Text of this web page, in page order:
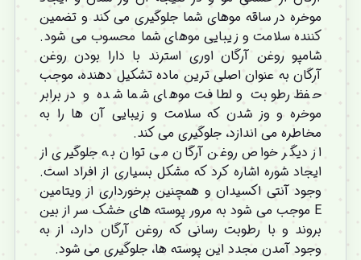
موخره در ساقه موهای شما جلوگیری می کند و تضمین
کننده سلامت و زیبایی موهای شما محسوب می شود.
شامپو روغن آرگان اوری استرند با دارا بودن روغن
آرگان به عنوان اصلی ترین ماده تشکیل دهنده، موجب
حفظ رطوبت و لطافت موهای شما شده و در برابر
موخره و وز شدن که سلامت و زیبایی آن ها را به
مخاطره می اندازد، جلوگیری می کند.
از دیگر خواص روغن آرگان می توان به جلوگیری از
ایجاد شوره اشاره کرد که مشکل بسیاری از افراد است.
وجود آنتی اکسیدان و همچنین برخورداری از ویتامین
E موجب می شود به مرور پوسته های خشک سر از بین
بروند و با رطوبت رسانی که روغن آرگان دارد، از به
وجود آمدن مجدد این پوسته ها، جلوگیری می شود.